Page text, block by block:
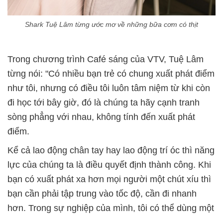
Shark Tuệ Lâm từng ước mơ về những bữa cơm có thịt
Trong chương trình Café sáng của VTV, Tuệ Lâm
từng nói: "Có nhiều bạn trẻ có chung xuất phát điểm
như tôi, nhưng có điều tôi luôn tâm niệm từ khi còn
đi học tới bây giờ, đó là chúng ta hãy cạnh tranh
sòng phẳng với nhau, không tính đến xuất phát
điểm.
Kể cả lao động chân tay hay lao động trí óc thì năng
lực của chúng ta là điều quyết định thành công. Khi
bạn có xuất phát xa hơn mọi người một chút xíu thì
bạn cần phải tập trung vào tốc độ, cần đi nhanh
hơn. Trong sự nghiệp của mình, tôi có thể dùng một